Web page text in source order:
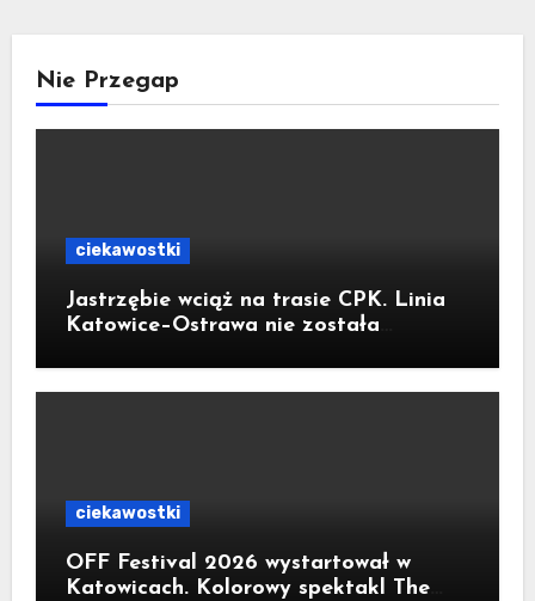
Nie Przegap
ciekawostki
Jastrzębie wciąż na trasie CPK. Linia
Katowice–Ostrawa nie została
ciekawostki
OFF Festival 2026 wystartował w
Katowicach. Kolorowy spektakl The